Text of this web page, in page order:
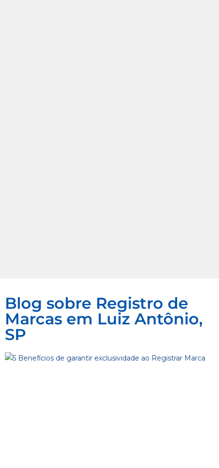
Blog sobre Registro de
Marcas em Luiz Antônio,
SP